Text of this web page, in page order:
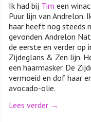
Ik had bij Tim een
Puur lijn van Andrelon.
haar heeft nog steeds
gevonden. Andrelon
de eerste en verder op
Zijdeglans & Zen lijn.
een haarmasker. De
vermoeid en dof haar
avocado-olie.
Lees verder →